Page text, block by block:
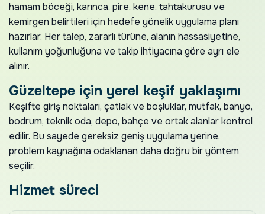
hamam böceği, karınca, pire, kene, tahtakurusu ve
kemirgen belirtileri için hedefe yönelik uygulama planı
hazırlar. Her talep, zararlı türüne, alanın hassasiyetine,
kullanım yoğunluğuna ve takip ihtiyacına göre ayrı ele
alınır.
Güzeltepe için yerel keşif yaklaşımı
Keşifte giriş noktaları, çatlak ve boşluklar, mutfak, banyo,
bodrum, teknik oda, depo, bahçe ve ortak alanlar kontrol
edilir. Bu sayede gereksiz geniş uygulama yerine,
problem kaynağına odaklanan daha doğru bir yöntem
seçilir.
Hizmet süreci